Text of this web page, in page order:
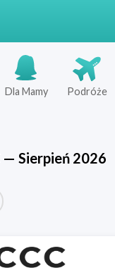
Dla Mamy Podróże
— Sierpień 2026